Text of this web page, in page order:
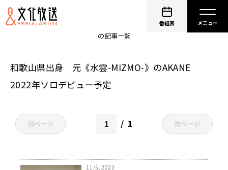
番組表
の記事一覧
和歌山県出身 元《水雲-MIZMO-》のAKANE
2022年ソロデビュー予定
前ページ 1 次ページ
11/5, 2023